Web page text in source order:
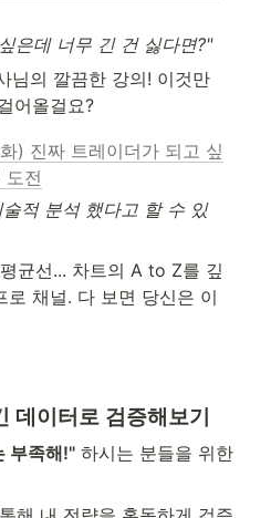
은데 너무 긴 건 싫다면?"
님의 깔끔한 강의! 이것만
어올걸요?
) 진짜 트레이더가 되고 싶
도전
적 분석 했다고 할 수 있
균선... 차트의 A to Z를 깊
로 채널. 다 보면 당신은 이
이터로 검증해보기
부족해!" 하시는 분들을 위한